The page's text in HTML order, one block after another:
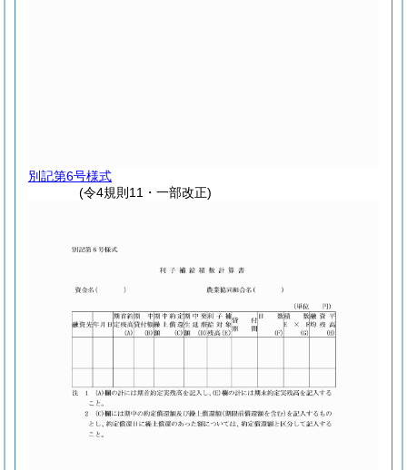
別記第6号様式
(令4規則11・一部改正)